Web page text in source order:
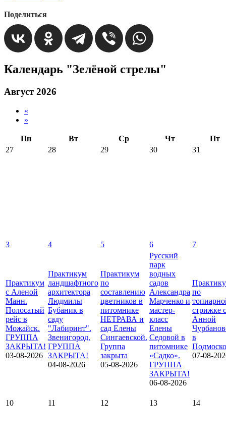
Поделиться
Календарь "Зелёной стрелы"
Август 2026
«
»
Пн Вт Ср Чт
Пт
27
28 29 30 31
3 4 5 6 7
Практикум
с Аленой
Манн.
Полосатый
рейс в
Можайск.
ГРУППА
ЗАКРЫТА!
03-08-2026
Практикум
ландшафтного
архитектора
Людмилы
Бубаник в
саду
"Лабиринт".
Звенигород.
ГРУППА
ЗАКРЫТА!
04-08-2026
Практикум
по
составлению
цветников в
питомнике
НЕТРАВА и
сад Елены
Сингаевской.
Группа
закрыта
05-08-2026
Русский
парк
водных
садов
Александра
Марченко и
мастер-
класс
Елены
Седовой в
питомнике
«Садко».
ГРУППА
ЗАКРЫТА!
06-08-2026
по
стрижке с
Анной
в
07-08-
10 11 12 13 14